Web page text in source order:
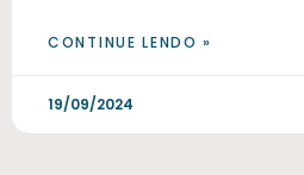
CONTINUE LENDO »
19/09/2024